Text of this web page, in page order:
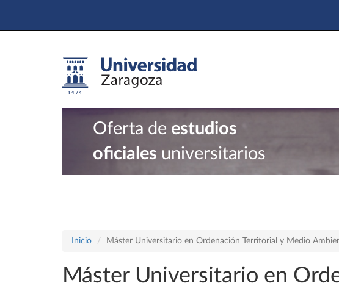
Oferta de estudios
oficiales universitarios
Inicio Máster Universitario en Ordenación Territorial y Medio
Máster Universitario en